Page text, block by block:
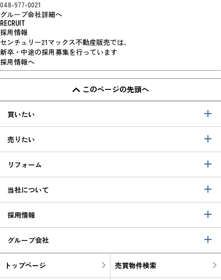
048-977-0021
グループ会社詳細へ
RECRUIT
採用情報
センチュリー21マックス不動産販売では、
新卒・中途の採用募集を行っています
採用情報へ
このページの先頭へ
買いたい
売りたい
リフォーム
当社について
採用情報
グループ会社
トップページ 売買物件検索